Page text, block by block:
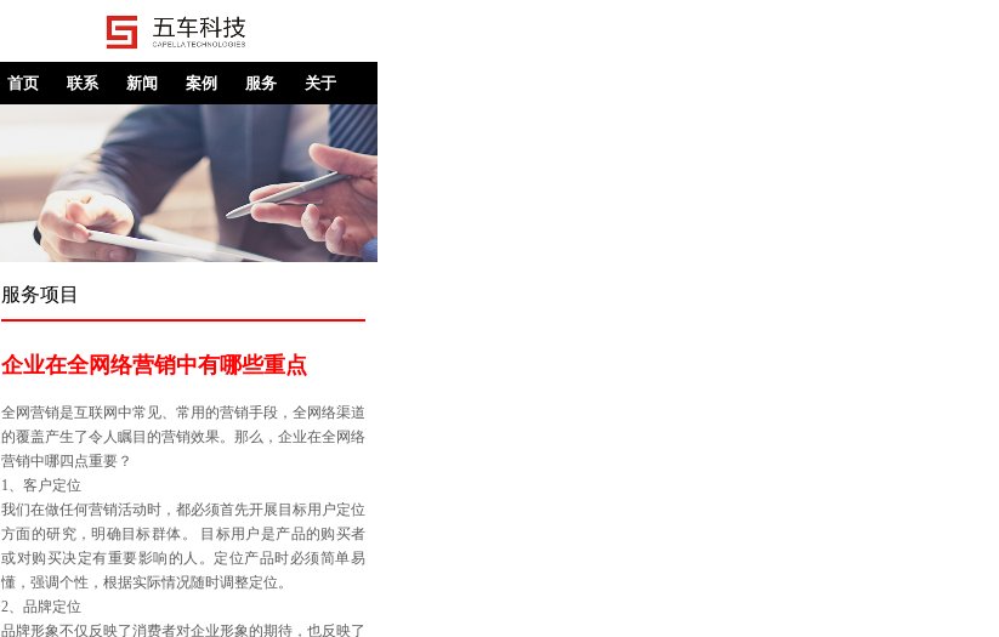
首页 联系 新闻 案例 服务 关于
服务项目
企业在全网络营销中有哪些重点
全网营销是互联网中常见、常用的营销手段，全网络渠道
的覆盖产生了令人瞩目的营销效果。那么，企业在全网络
营销中哪四点重要？
1、客户定位
我们在做任何营销活动时，都必须首先开展目标用户定位
方面的研究，明确目标群体。 目标用户是产品的购买者
或对购买决定有重要影响的人。定位产品时必须简单易
懂，强调个性，根据实际情况随时调整定位。
2、品牌定位
品牌形象不仅反映了消费者对企业形象的期待，也反映了